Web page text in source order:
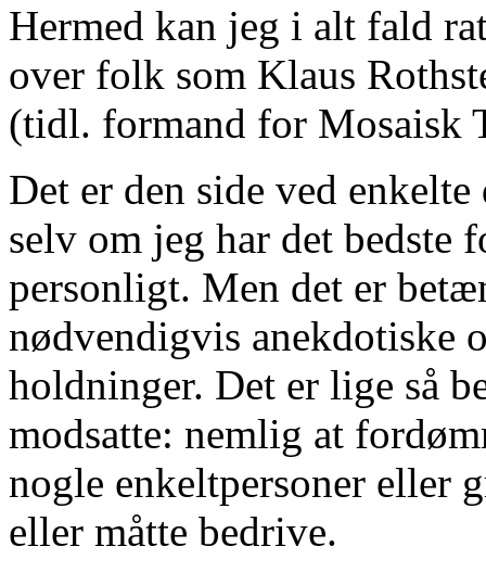
Hermed kan jeg i alt fald
over folk som Klaus
(tidl. formand for Mosaisk
Det er den side ved
selv om jeg har det bedste
personligt. Men det er
nødvendigvis anekdotiske
holdninger. Det er lige så
modsatte: nemlig at
nogle enkeltpersoner eller
eller måtte bedrive.